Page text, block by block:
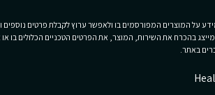
על המוצרים המפורסמים בו ולאפשר ערוץ לקבלת פרטים נוספים
בהכרח את השירות, המוצר, את הפרטים הטכניים הכלולים בו
באתר.